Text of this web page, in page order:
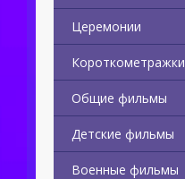
Церемонии
Короткометражки
Общие фильмы
Детские фильмы
Военные фильмы